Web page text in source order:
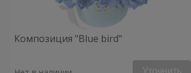
Композиция "Blue bird"
Уточнить